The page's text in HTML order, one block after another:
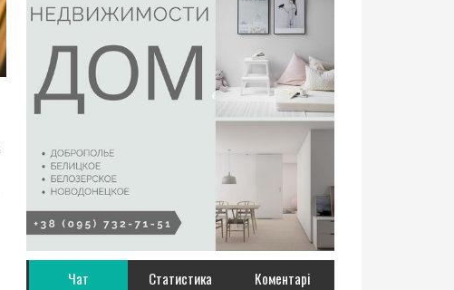
Чат Статистика Коментарі